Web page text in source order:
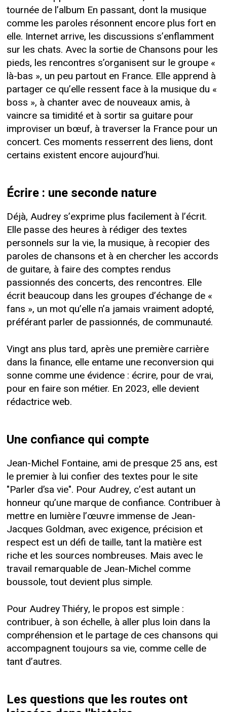
tournée de l’album En passant, dont la musique
comme les paroles résonnent encore plus fort en
elle. Internet arrive, les discussions s’enflamment
sur les chats. Avec la sortie de Chansons pour les
pieds, les rencontres s’organisent sur le groupe «
là-bas », un peu partout en France. Elle apprend à
partager ce qu’elle ressent face à la musique du «
boss », à chanter avec de nouveaux amis, à
vaincre sa timidité et à sortir sa guitare pour
improviser un bœuf, à traverser la France pour un
concert. Ces moments resserrent des liens, dont
certains existent encore aujourd’hui.
Écrire : une seconde nature
Déjà, Audrey s’exprime plus facilement à l’écrit.
Elle passe des heures à rédiger des textes
personnels sur la vie, la musique, à recopier des
paroles de chansons et à en chercher les accords
de guitare, à faire des comptes rendus
passionnés des concerts, des rencontres. Elle
écrit beaucoup dans les groupes d’échange de «
fans », un mot qu’elle n’a jamais vraiment adopté,
préférant parler de passionnés, de communauté.
Vingt ans plus tard, après une première carrière
dans la finance, elle entame une reconversion qui
sonne comme une évidence : écrire, pour de vrai,
pour en faire son métier. En 2023, elle devient
rédactrice web.
Une confiance qui compte
Jean-Michel Fontaine, ami de presque 25 ans, est
le premier à lui confier des textes pour le site
"Parler d’sa vie". Pour Audrey, c’est autant un
honneur qu’une marque de confiance. Contribuer à
mettre en lumière l’œuvre immense de Jean-
Jacques Goldman, avec exigence, précision et
respect est un défi de taille, tant la matière est
riche et les sources nombreuses. Mais avec le
travail remarquable de Jean-Michel comme
boussole, tout devient plus simple.
Pour Audrey Thiéry, le propos est simple :
contribuer, à son échelle, à aller plus loin dans la
compréhension et le partage de ces chansons qui
accompagnent toujours sa vie, comme celle de
tant d’autres.
Les questions que les routes ont